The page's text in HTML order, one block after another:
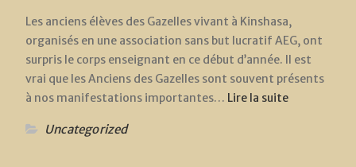
Les anciens élèves des Gazelles vivant à Kinshasa,
organisés en une association sans but lucratif AEG, ont
surpris le corps enseignant en ce début d’année. Il est
vrai que les Anciens des Gazelles sont souvent présents
à nos manifestations importantes… Lire la suite
Uncategorized